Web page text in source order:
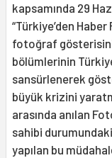
kapsamında 29
“Türkiye’den
fotoğraf
bölümlerinin
sansürlenerek
büyük krizini
arasında anılan
sahibi
yapılan bu